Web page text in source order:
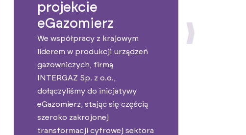
projekcie
eGazomierz
We współpracy z krajowym
liderem w produkcji urządzeń
gazowniczych, firmą
INTERGAZ Sp. z o.o.,
dołączyliśmy do inicjatywy
eGazomierz, stając się częścią
szeroko zakrojonej
transformacji cyfrowej sektora